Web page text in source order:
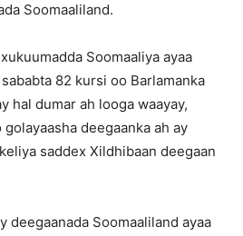
Soomaaliland.
Soomaaliya ayaa
82 kursi oo Barlamanka
hal dumar ah looga waayay,
deegaanka ah ay
saddex Xildhibaan deegaan
deegaanada Soomaaliland ayaa